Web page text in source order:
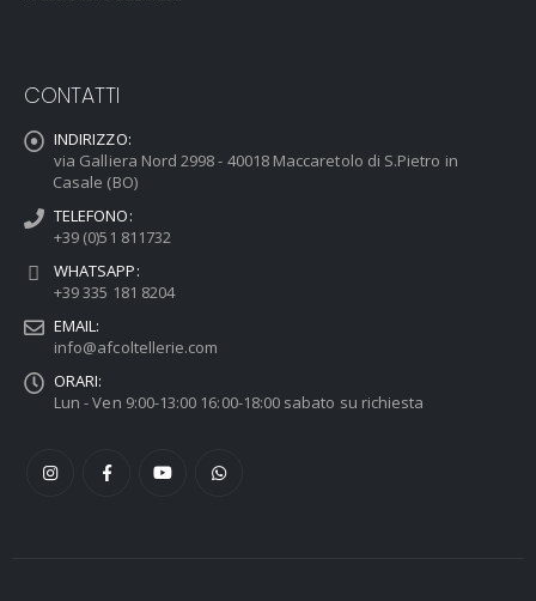
CONTATTI
INDIRIZZO:
via Galliera Nord 2998 - 40018 Maccaretolo di S.Pietro in
Casale (BO)
TELEFONO:
+39 (0)51 811732
WHATSAPP:
+39 335 181 8204
EMAIL:
info@afcoltellerie.com
ORARI:
Lun - Ven 9:00-13:00 16:00-18:00 sabato su richiesta